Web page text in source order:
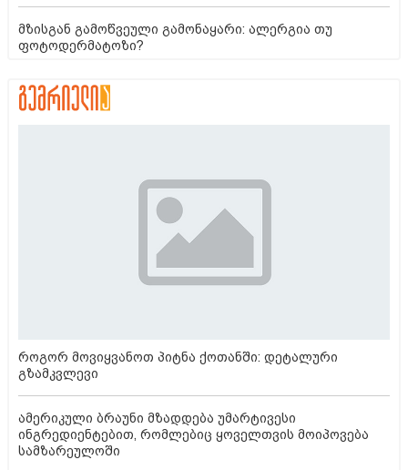
მზისგან გამოწვეული გამონაყარი: ალერგია თუ
ფოტოდერმატოზი?
როგორ მოვიყვანოთ პიტნა ქოთანში: დეტალური
გზამკვლევი
ამერიკული ბრაუნი მზადდება უმარტივესი
ინგრედიენტებით, რომლებიც ყოველთვის მოიპოვება
სამზარეულოში